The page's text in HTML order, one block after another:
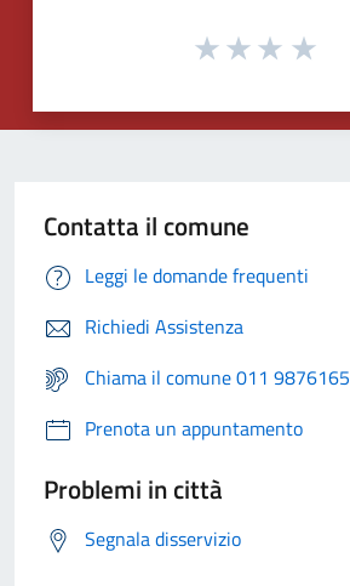
Contatta il comune
Leggi le domande frequenti
Richiedi Assistenza
Chiama il comune 011 9876165
Prenota un appuntamento
Problemi in città
Segnala disservizio